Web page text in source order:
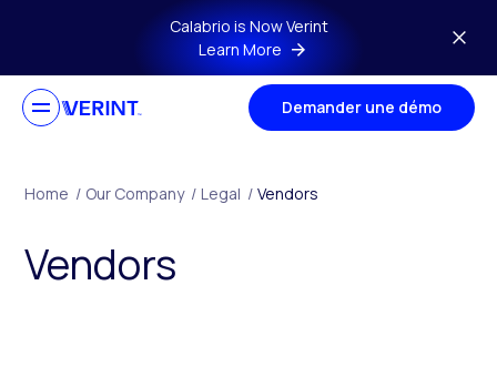
Skip to main contentCalabrio is Now Verint
Learn More
Demander une démo
Home / Our Company / Legal / Vendors
Vendors